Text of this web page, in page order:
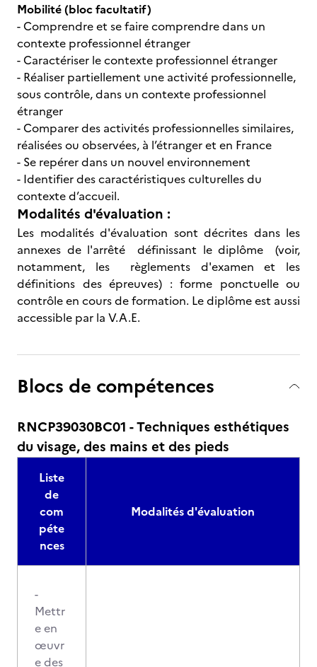
Mobilité (bloc facultatif)
- Comprendre et se faire comprendre dans un
contexte professionnel étranger
- Caractériser le contexte professionnel étranger
- Réaliser partiellement une activité professionnelle,
sous contrôle, dans un contexte professionnel
étranger
- Comparer des activités professionnelles similaires,
réalisées ou observées, à l’étranger et en France
- Se repérer dans un nouvel environnement
- Identifier des caractéristiques culturelles du
contexte d’accueil.
Modalités d'évaluation :
Les modalités d'évaluation sont décrites dans les
annexes de l'arrêté définissant le diplôme (voir,
notamment, les règlements d'examen et les
définitions des épreuves) : forme ponctuelle ou
contrôle en cours de formation. Le diplôme est aussi
accessible par la V.A.E.
Blocs de compétences
RNCP39030BC01 - Techniques esthétiques
du visage, des mains et des pieds
Liste
de
com
péte
nces
Modalités d'évaluation
-
Mettr
e en
œuvr
e des